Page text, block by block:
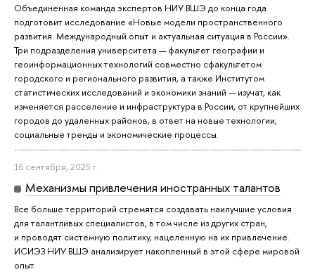
Объединенная команда экспертов НИУ ВШЭ до конца года
подготовит исследование «Новые модели пространственного
развития. Международный опыт и актуальная ситуация в России».
Три подразделения университета — факультет географии и
геоинформационных технологий совместно сфакультетом
городского и регионального развития, а также Институтом
статистических исследований и экономики знаний — изучат, как
изменяется расселение и инфраструктура в России, от крупнейших
городов до удаленных районов, в ответ на новые технологии,
социальные тренды и экономические процессы.
16 сентября, 2025 г.
Механизмы привлечения иностранных талантов
Все больше территорий стремятся создавать наилучшие условия
для талантливых специалистов, в том числе из других стран,
и проводят системную политику, нацеленную на их привлечение.
ИСИЭЗ НИУ ВШЭ анализирует накопленный в этой сфере мировой
опыт.